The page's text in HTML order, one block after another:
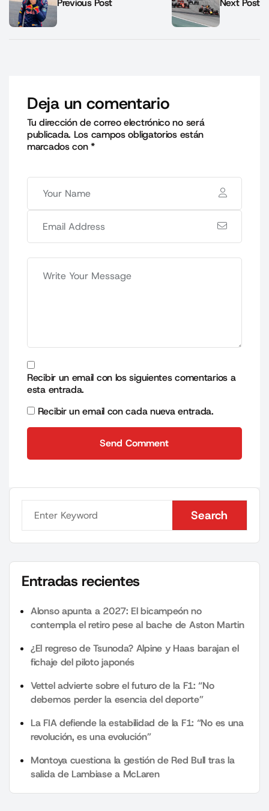
Previous Post Next Post
Deja un comentario
Tu dirección de correo electrónico no será
publicada. Los campos obligatorios están
marcados con*
Recibir un email con los siguientes comentarios a
esta entrada.
Recibir un email con cada nueva entrada.
Send Comment
Search
Search
Entradas recientes
Alonso apunta a 2027: El bicampeón no
contempla el retiro pese al bache de Aston Martin
¿El regreso de Tsunoda? Alpine y Haas barajan el
fichaje del piloto japonés
Vettel advierte sobre el futuro de la F1: “No
debemos perder la esencia del deporte”
La FIA defiende la estabilidad de la F1: “No es una
revolución, es una evolución”
Montoya cuestiona la gestión de Red Bull tras la
salida de Lambiase a McLaren